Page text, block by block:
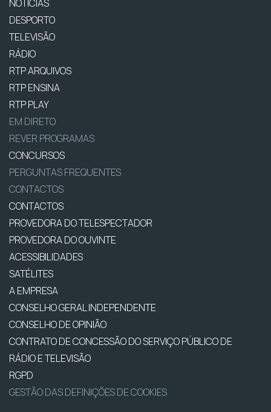
NOTÍCIAS
DESPORTO
TELEVISÃO
RÁDIO
RTP ARQUIVOS
RTP ENSINA
RTP PLAY
EM DIRETO
REVER PROGRAMAS
CONCURSOS
PERGUNTAS FREQUENTES
CONTACTOS
CONTACTOS
PROVEDORA DO TELESPECTADOR
PROVEDORA DO OUVINTE
ACESSIBILIDADES
SATÉLITES
A EMPRESA
CONSELHO GERAL INDEPENDENTE
CONSELHO DE OPINIÃO
CONTRATO DE CONCESSÃO DO SERVIÇO PÚBLICO DE
RÁDIO E TELEVISÃO
RGPD
GESTÃO DAS DEFINIÇÕES DE COOKIES